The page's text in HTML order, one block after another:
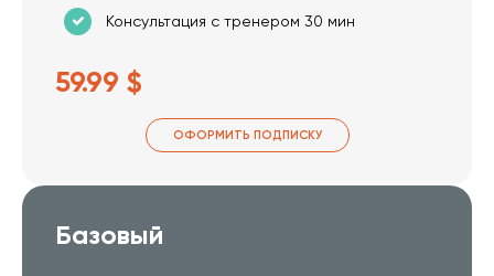
Консультация с тренером 30 мин
59.99 $
ОФОРМИТЬ ПОДПИСКУ
Базовый